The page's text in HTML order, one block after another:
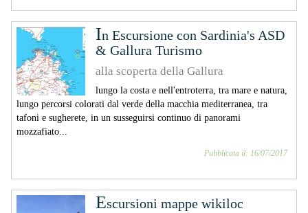
in Escursione con Sardinia's ASD
& Gallura Turismo
alla scoperta della Gallura
lungo la costa e nell'entroterra, tra mare e natura,
lungo percorsi colorati dal verde della macchia mediterranea, tra
tafoni e sugherete, in un susseguirsi continuo di panorami
mozzafiato...
Pubblicata il: 16/07/2017
Escursioni mappe wikiloc